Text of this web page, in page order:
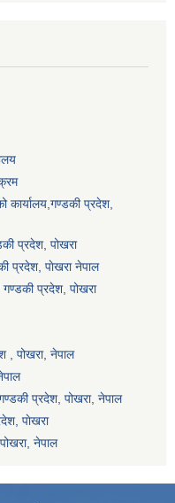
कार्यालय,गण्डकी प्रदेश,
प्रदेश, पोखरा
प्रदेश, पाेखरा नेपाल
गण्डकी प्रदेश, पोखरा
, पोखरा, नेपाल
प्रदेश, पोखरा, नेपाल
पाेखरा
नेपाल